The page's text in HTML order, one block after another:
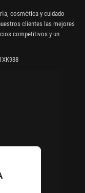
cosmética y cuidado
clientes las mejores
competitivos y un